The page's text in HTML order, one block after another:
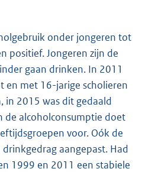
onder jongeren tot
positief. Jongeren zijn de
gaan drinken. In 2011
en met 16-jarige scholieren
in 2015 was dit gedaald
de alcoholconsumptie doet
voor. Oók de
aangepast. Had
1999 en 2011 een stabiele